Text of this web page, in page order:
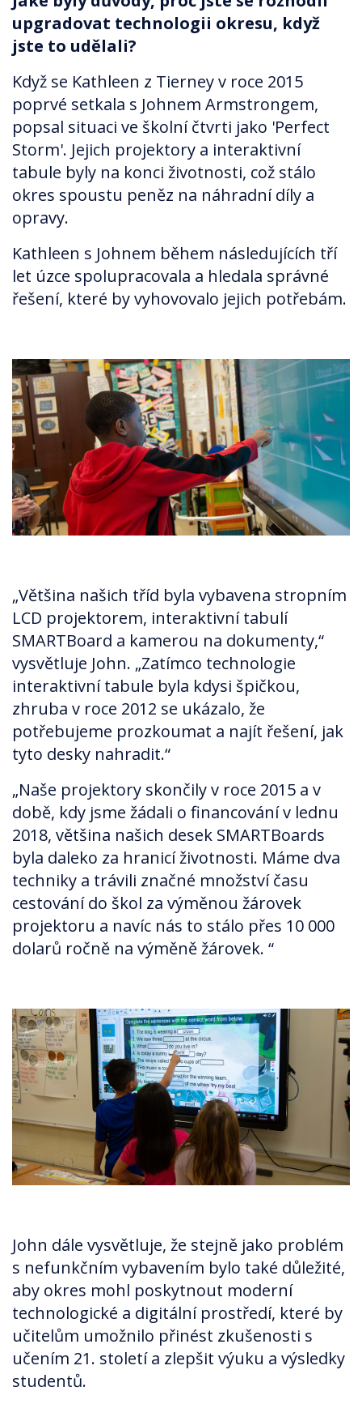
upgradovat technologii okresu, když
jste to udělali?
Když se Kathleen z Tierney v roce 2015
poprvé setkala s Johnem Armstrongem,
popsal situaci ve školní čtvrti jako 'Perfect
Storm'. Jejich projektory a interaktivní
tabule byly na konci životnosti, což stálo
okres spoustu peněz na náhradní díly a
opravy.
Kathleen s Johnem během následujících tří
let úzce spolupracovala a hledala správné
řešení, které by vyhovovalo jejich potřebám.
„Většina našich tříd byla vybavena stropním
LCD projektorem, interaktivní tabulí
SMARTBoard a kamerou na dokumenty,“
vysvětluje John. „Zatímco technologie
interaktivní tabule byla kdysi špičkou,
zhruba v roce 2012 se ukázalo, že
potřebujeme prozkoumat a najít řešení, jak
tyto desky nahradit.“
„Naše projektory skončily v roce 2015 a v
době, kdy jsme žádali o financování v lednu
2018, většina našich desek SMARTBoards
byla daleko za hranicí životnosti. Máme dva
techniky a trávili značné množství času
cestování do škol za výměnou žárovek
projektoru a navíc nás to stálo přes 10 000
dolarů ročně na výměně žárovek. “
John dále vysvětluje, že stejně jako problém
s nefunkčním vybavením bylo také důležité,
aby okres mohl poskytnout moderní
technologické a digitální prostředí, které by
učitelům umožnilo přinést zkušenosti s
učením 21. století a zlepšit výuku a výsledky
studentů.